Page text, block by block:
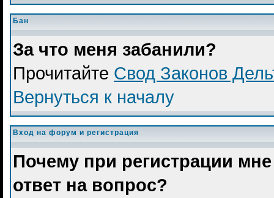
Бан
За что меня забанили?
Прочитайте Свод Законов
Вернуться к началу
Вход на форум и регистрация
Почему при регистрации
ответ на вопрос?